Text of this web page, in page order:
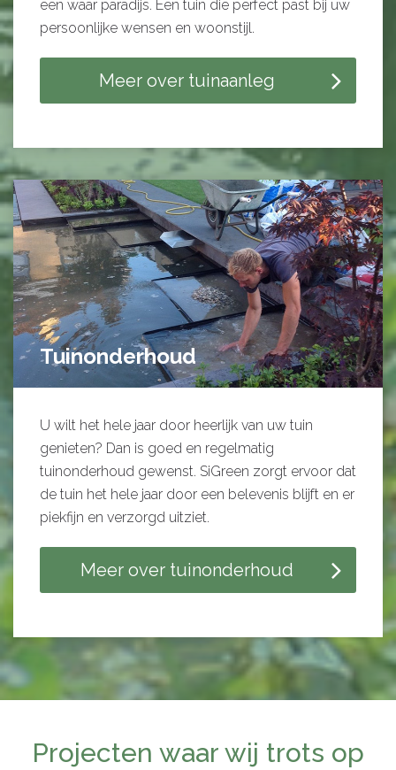
een waar paradijs. Een tuin die perfect past bij uw
persoonlijke wensen en woonstijl.
Meer over tuinaanleg
Tuinonderhoud
U wilt het hele jaar door heerlijk van uw tuin
genieten? Dan is goed en regelmatig
tuinonderhoud gewenst. SiGreen zorgt ervoor dat
de tuin het hele jaar door een belevenis blijft en er
piekfijn en verzorgd uitziet.
Meer over tuinonderhoud
Projecten waar wij trots op